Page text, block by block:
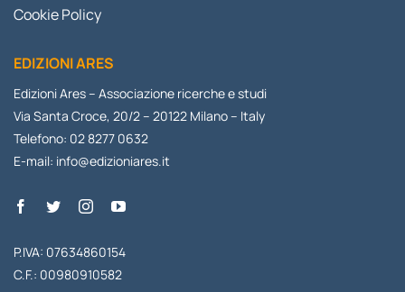
Cookie Policy
EDIZIONI ARES
Edizioni Ares – Associazione ricerche e studi
Via Santa Croce, 20/2 – 20122 Milano – Italy
Telefono: 02 8277 0632
E-mail: info@edizioniares.it
P.IVA: 07634860154
C.F.: 00980910582